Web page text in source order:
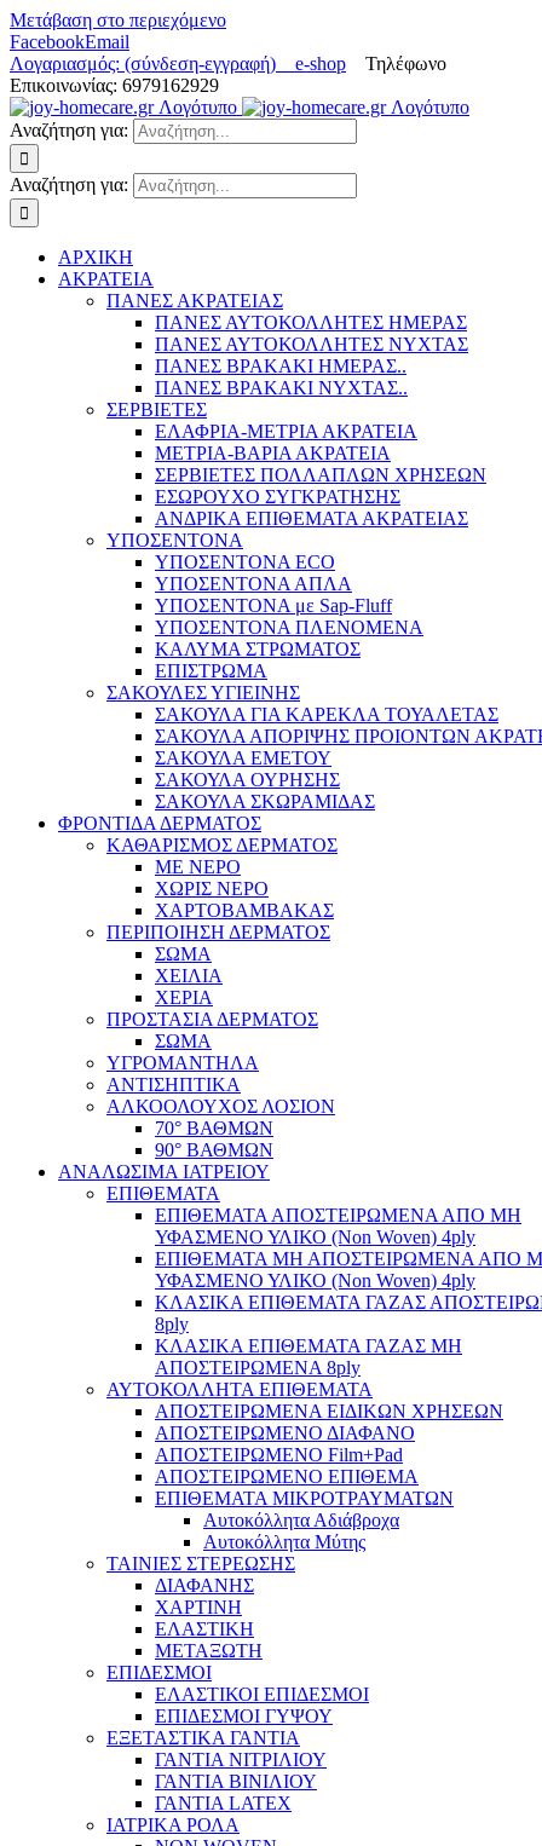
Μετάβαση στο περιεχόμενο
FacebookEmail
Λογαριασμός: (σύνδεση-εγγραφή) e-shop Τηλέφωνο
Επικοινωνίας: 6979162929
Αναζήτηση για:
Αναζήτηση για:
ΑΡΧΙΚΗ
ΑΚΡΑΤΕΙΑ
ΠΑΝΕΣ ΑΚΡΑΤΕΙΑΣ
ΠΑΝΕΣ ΑΥΤΟΚΟΛΛΗΤΕΣ ΗΜΕΡΑΣ
ΠΑΝΕΣ ΑΥΤΟΚΟΛΛΗΤΕΣ ΝΥΧΤΑΣ
ΠΑΝΕΣ ΒΡΑΚΑΚΙ ΗΜΕΡΑΣ..
ΠΑΝΕΣ ΒΡΑΚΑΚΙ ΝΥΧΤΑΣ..
ΣΕΡΒΙΕΤΕΣ
ΕΛΑΦΡΙΑ-ΜΕΤΡΙΑ ΑΚΡΑΤΕΙΑ
ΜΕΤΡΙΑ-ΒΑΡΙΑ ΑΚΡΑΤΕΙΑ
ΣΕΡΒΙΕΤΕΣ ΠΟΛΛΑΠΛΩΝ ΧΡΗΣΕΩΝ
ΕΣΩΡΟΥΧΟ ΣΥΓΚΡΑΤΗΣΗΣ
ΑΝΔΡΙΚΑ ΕΠΙΘΕΜΑΤΑ ΑΚΡΑΤΕΙΑΣ
ΥΠΟΣΕΝΤΟΝΑ
ΥΠΟΣΕΝΤΟΝΑ ECO
ΥΠΟΣΕΝΤΟΝΑ ΑΠΛΑ
ΥΠΟΣΕΝΤΟΝΑ με Sap-Fluff
ΥΠΟΣΕΝΤΟΝΑ ΠΛΕΝΟΜΕΝΑ
ΚΑΛΥΜΑ ΣΤΡΩΜΑΤΟΣ
ΕΠΙΣΤΡΩΜΑ
ΣΑΚΟΥΛΕΣ ΥΓΙΕΙΝΗΣ
ΣΑΚΟΥΛΑ ΓΙΑ ΚΑΡΕΚΛΑ ΤΟΥΑΛΕΤΑΣ
ΣΑΚΟΥΛΑ ΑΠΟΡΙΨΗΣ ΠΡΟΙΟΝΤΩΝ
ΣΑΚΟΥΛΑ ΕΜΕΤΟΥ
ΣΑΚΟΥΛΑ ΟΥΡΗΣΗΣ
ΣΑΚΟΥΛΑ ΣΚΩΡΑΜΙΔΑΣ
ΦΡΟΝΤΙΔΑ ΔΕΡΜΑΤΟΣ
ΚΑΘΑΡΙΣΜΟΣ ΔΕΡΜΑΤΟΣ
ΜΕ ΝΕΡΟ
ΧΩΡΙΣ ΝΕΡΟ
ΧΑΡΤΟΒΑΜΒΑΚΑΣ
ΠΕΡΙΠΟΙΗΣΗ ΔΕΡΜΑΤΟΣ
ΣΩΜΑ
ΧΕΙΛΙΑ
ΧΕΡΙΑ
ΠΡΟΣΤΑΣΙΑ ΔΕΡΜΑΤΟΣ
ΣΩΜΑ
ΥΓΡΟΜΑΝΤΗΛΑ
ΑΝΤΙΣΗΠΤΙΚΑ
ΑΛΚΟΟΛΟΥΧΟΣ ΛΟΣΙΟΝ
70° ΒΑΘΜΩΝ
90° ΒΑΘΜΩΝ
ΑΝΑΛΩΣΙΜΑ ΙΑΤΡΕΙΟΥ
ΕΠΙΘΕΜΑΤΑ
ΕΠΙΘΕΜΑΤΑ ΑΠΟΣΤΕΙΡΩΜΕΝΑ ΑΠΟ ΜΗ
ΥΦΑΣΜΕΝΟ ΥΛΙΚΟ (Non Woven) 4ply
ΕΠΙΘΕΜΑΤΑ ΜΗ ΑΠΟΣΤΕΙΡΩΜΕΝΑ ΑΠΟ
ΥΦΑΣΜΕΝΟ ΥΛΙΚΟ (Non Woven) 4ply
ΚΛΑΣΙΚΑ ΕΠΙΘΕΜΑΤΑ ΓΑΖΑΣ
8ply
ΚΛΑΣΙΚΑ ΕΠΙΘΕΜΑΤΑ ΓΑΖΑΣ ΜΗ
ΑΠΟΣΤΕΙΡΩΜΕΝΑ 8ply
ΑΥΤΟΚΟΛΛΗΤΑ ΕΠΙΘΕΜΑΤΑ
ΑΠΟΣΤΕΙΡΩΜΕΝΑ ΕΙΔΙΚΩΝ ΧΡΗΣΕΩΝ
ΑΠΟΣΤΕΙΡΩΜΕΝΟ ΔΙΑΦΑΝΟ
ΑΠΟΣΤΕΙΡΩΜΕΝΟ Film+Pad
ΑΠΟΣΤΕΙΡΩΜΕΝΟ ΕΠΙΘΕΜΑ
ΕΠΙΘΕΜΑΤΑ ΜΙΚΡΟΤΡΑΥΜΑΤΩΝ
Αυτοκόλλητα Αδιάβροχα
Αυτοκόλλητα Μύτης
ΤΑΙΝΙΕΣ ΣΤΕΡΕΩΣΗΣ
ΔΙΑΦΑΝΗΣ
ΧΑΡΤΙΝΗ
ΕΛΑΣΤΙΚΗ
ΜΕΤΑΞΩΤΗ
ΕΠΙΔΕΣΜΟΙ
ΕΛΑΣΤΙΚΟΙ ΕΠΙΔΕΣΜΟΙ
ΕΠΙΔΕΣΜΟΙ ΓΥΨΟΥ
ΕΞΕΤΑΣΤΙΚΑ ΓΑΝΤΙΑ
ΓΑΝΤΙΑ ΝΙΤΡΙΛΙΟΥ
ΓΑΝΤΙΑ ΒΙΝΙΛΙΟΥ
ΓΑΝΤΙΑ LATEX
ΙΑΤΡΙΚΑ ΡΟΛΑ